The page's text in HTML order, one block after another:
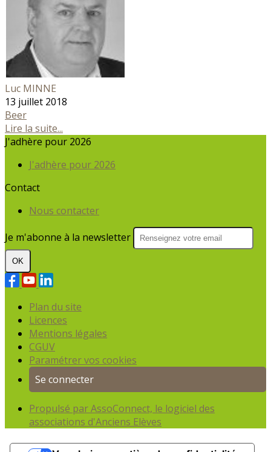
Luc MINNE
13 juillet 2018
Beer
Lire la suite...
J'adhère pour 2026
J'adhère pour 2026
Contact
Nous contacter
Je m'abonne à la newsletter
OK
Plan du site
Licences
Mentions légales
CGUV
Paramétrer vos cookies
Se connecter
Propulsé par AssoConnect, le logiciel des
associations d'Anciens Elèves